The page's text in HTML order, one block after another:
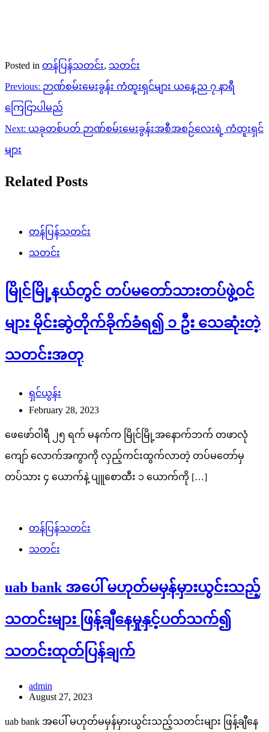
Posted in တန်ပြန်သတင်း, သတင်း
Post
navigation
Previous: ဉာဏ်စမ်းမေးခွန်း ကံထူးရှင်များ ယနေ့ည ၇ နာရီ
ကြေငြာပါမည်
Next: ယခုတစ်ပတ် ဉာဏ်စမ်းမေးခွန်းအစီအစဉ်လေးရဲ့ ကံထူးရှင်
များ
Related Posts
တန်ပြန်သတင်း
သတင်း
မြိုင်မြို့နယ်တွင် တပ်မတော်သားတပ်ဖွဲ့ဝင်
များ မိုင်းဆွဲတိုက်ခိုက်ခံရ၍ ၁ ဦး သေဆုံးတဲ့
သတင်းအတု
ရှင်ယွန်း
February 28, 2023
ဖေဖော်ဝါရီ ၂၅ ရက် မနက်က မြိုင်မြို့အနောက်ဘက် တဖာလုံ
ကျော် လောက်အကွာကို လှည့်ကင်းထွက်လာတဲ့ တပ်မတော်မှ
တပ်သား ၄ ယောက်နဲ့ ပျူစောထီး ၁ ယောက်ကို […]
တန်ပြန်သတင်း
သတင်း
uab bank အပေါ် မဟုတ်မမှန်မှားယွင်းသည့်
သတင်းများ ဖြန့်ချီနေမှုနှင့်ပတ်သက်၍
သတင်းထုတ်ပြန်ချက်
admin
August 27, 2023
uab bank အပေါ် မဟုတ်မမှန်မှားယွင်းသည့်သတင်းများ ဖြန့်ချီနေ